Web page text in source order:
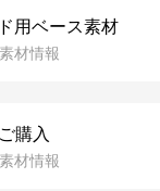
用ベース素材
材情報
購入
材情報